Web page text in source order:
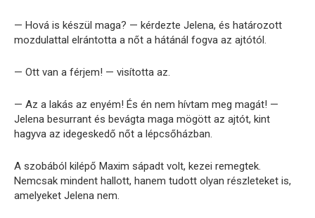
— Hová is készül maga? — kérdezte Jelena, és határozott
mozdulattal elrántotta a nőt a hátánál fogva az ajtótól.
— Ott van a férjem! — visította az.
— Az a lakás az enyém! És én nem hívtam meg magát! —
Jelena besurrant és bevágta maga mögött az ajtót, kint
hagyva az idegeskedő nőt a lépcsőházban.
A szobából kilépő Maxim sápadt volt, kezei remegtek.
Nemcsak mindent hallott, hanem tudott olyan részleteket is,
amelyeket Jelena nem.